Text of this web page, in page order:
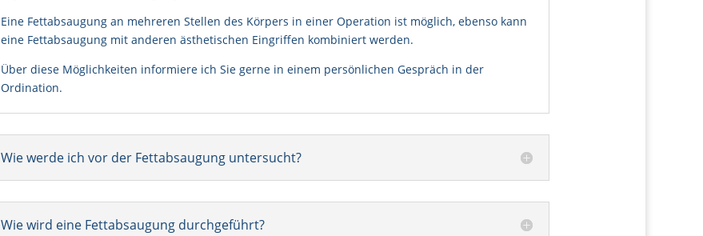
Eine Fettabsaugung an mehreren Stellen des Körpers in einer Operation ist möglich, ebenso kann
eine Fettabsaugung mit anderen ästhetischen Eingriffen kombiniert werden.
Über diese Möglichkeiten informiere ich Sie gerne in einem persönlichen Gespräch in der
Ordination.
Wie werde ich vor der Fettabsaugung untersucht?
Wie wird eine Fettabsaugung durchgeführt?